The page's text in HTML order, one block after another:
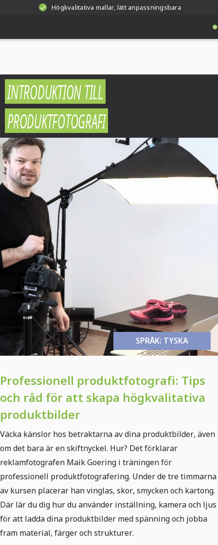
Högkvalitativa mallar, lätt anpassningsbara
INTRODUKTION TILL
PRODUKTFOTOGRAFI
SPRÅK: TYSKA
Professionell produktfotografi: Tips
och råd för att skapa högkvalitativa
produktbilder
Väcka känslor hos betraktarna av dina produktbilder, även
om det bara är en skiftnyckel. Hur? Det förklarar
reklamfotografen Maik Goering i träningen för
professionell produktfotografering. Under de tre timmarna
av kursen placerar han vinglas, skor, smycken och kartong.
Där lär du dig hur du använder inställning, kamera och ljus
för att ladda dina produktbilder med spänning och jobba
fram material, färger och strukturer.